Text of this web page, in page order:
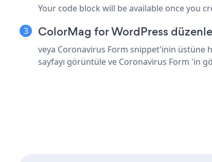
Your code block will be available once you
ColorMag for WordPress
veya Coronavirus Form snippet'inin üstüne
sayfayı görüntüle ve Coronavirus Form 'in